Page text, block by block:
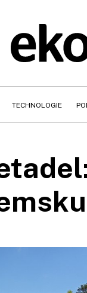
TECHNOLOGIE